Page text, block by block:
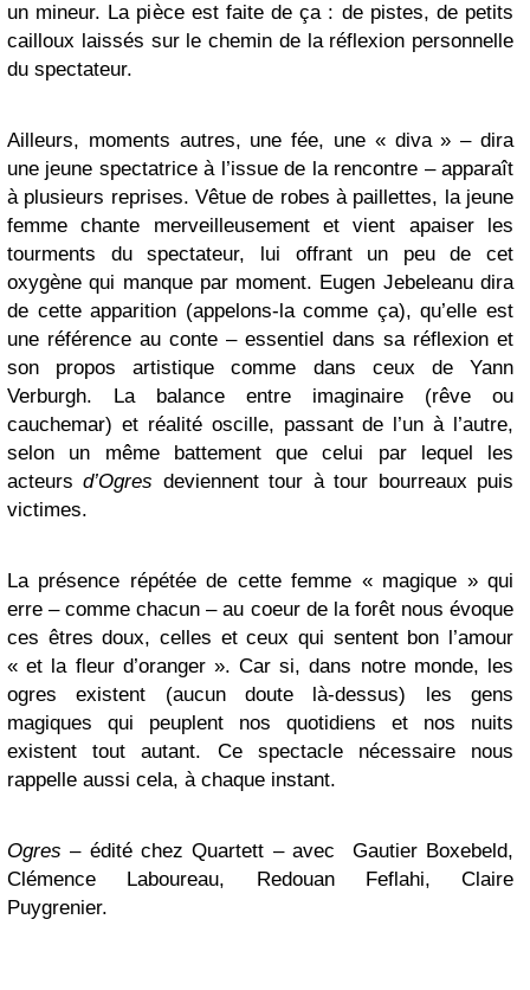
un mineur. La pièce est faite de ça : de pistes, de petits
cailloux laissés sur le chemin de la réflexion personnelle
du spectateur.
Ailleurs, moments autres, une fée, une « diva » – dira
une jeune spectatrice à l’issue de la rencontre – apparaît
à plusieurs reprises. Vêtue de robes à paillettes, la jeune
femme chante merveilleusement et vient apaiser les
tourments du spectateur, lui offrant un peu de cet
oxygène qui manque par moment. Eugen Jebeleanu dira
de cette apparition (appelons-la comme ça), qu’elle est
une référence au conte – essentiel dans sa réflexion et
son propos artistique comme dans ceux de Yann
Verburgh. La balance entre imaginaire (rêve ou
cauchemar) et réalité oscille, passant de l’un à l’autre,
selon un même battement que celui par lequel les
acteursd’Ogres deviennent tour à tour bourreaux puis
victimes.
La présence répétée de cette femme « magique » qui
erre – comme chacun – au coeur de la forêt nous évoque
ces êtres doux, celles et ceux qui sentent bon l’amour
« et la fleur d’oranger ». Car si, dans notre monde, les
ogres existent (aucun doute là-dessus) les gens
magiques qui peuplent nos quotidiens et nos nuits
existent tout autant. Ce spectacle nécessaire nous
rappelle aussi cela, à chaque instant.
Ogres – édité chez Quartett – avec Gautier Boxebeld,
Clémence Laboureau, Redouan Feflahi, Claire
Puygrenier.